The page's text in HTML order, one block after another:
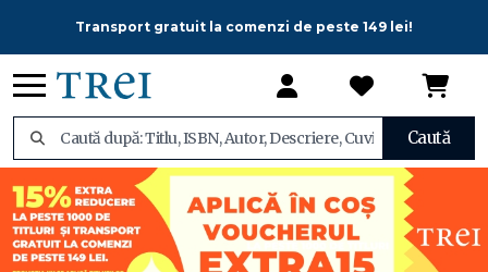
Transport gratuit la comenzi de peste 149 lei!
Caută